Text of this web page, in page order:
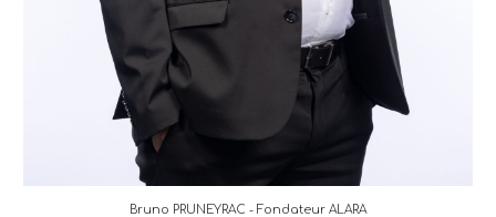
Bruno PRUNEYRAC - Fondateur ALARA